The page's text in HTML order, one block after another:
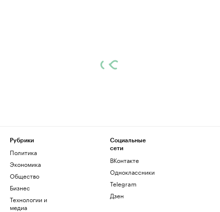
Рубрики
Политика
Экономика
Общество
Бизнес
Технологии и
медиа
Социальные
сети
ВКонтакте
Одноклассники
Telegram
Дзен